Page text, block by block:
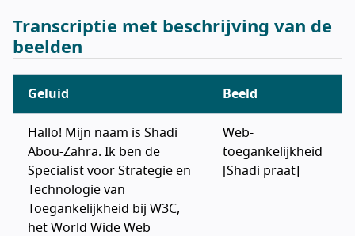
Transcriptie met beschrijving van de
beelden
Geluid Beeld
Hallo! Mijn naam is Shadi
Abou-Zahra. Ik ben de
Specialist voor Strategie en
Technologie van
Toegankelijkheid bij W3C,
het World Wide Web
Web-
toegankelijkheid
[Shadi praat]